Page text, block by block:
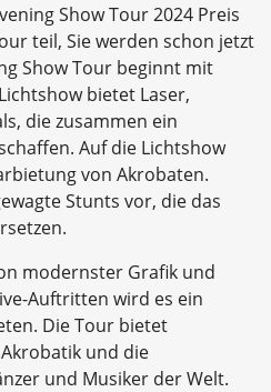
Show Tour 2024 Preis
teil, Sie werden schon jetzt
Show Tour beginnt mit
bietet Laser,
die zusammen ein
Auf die Lichtshow
von Akrobaten.
Stunts vor, die das
modernster Grafik und
Auftritten wird es ein
Die Tour bietet
und die
und Musiker der Welt.